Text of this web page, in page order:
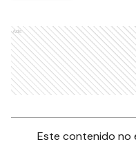
Ads
Este contenido no